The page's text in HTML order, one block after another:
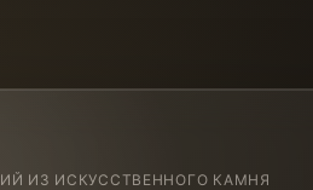
ИЗ ИСКУССТВЕННОГО КАМНЯ